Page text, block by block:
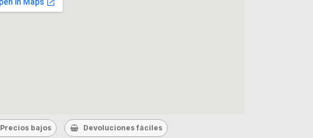
Precios bajos Devoluciones fáciles